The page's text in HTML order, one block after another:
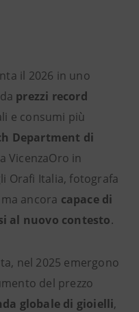
il 2026 in uno
prezzi record
e consumi più
Department di
VicenzaOro in
Orafi Italia, fotografa
ancora capace di
al nuovo contesto.
nel 2025 emergono
del prezzo
globale di gioielli,